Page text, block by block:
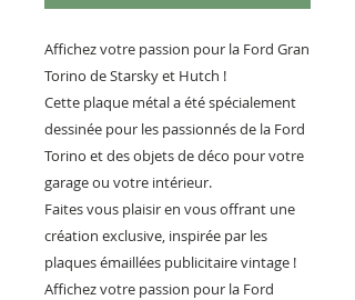
Affichez votre passion pour la Ford Gran
Torino de Starsky et Hutch !
Cette plaque métal a été spécialement
dessinée pour les passionnés de la Ford
Torino et des objets de déco pour votre
garage ou votre intérieur.
Faites vous plaisir en vous offrant une
création exclusive, inspirée par les
plaques émaillées publicitaire vintage !
Affichez votre passion pour la Ford